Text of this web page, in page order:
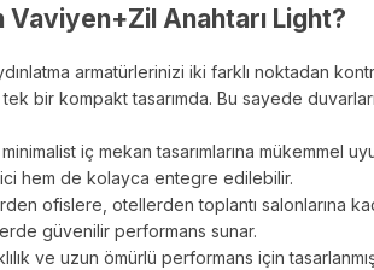
Anahtarı Light?
armatürlerinizi iki farklı noktadan
bir kompakt tasarımda. Bu sayede
iç mekan tasarımlarına mükemmel
hem de kolayca entegre edilebilir.
ofislere, otellerden toplantı salonlarına
güvenilir performans sunar.
ve uzun ömürlü performans için